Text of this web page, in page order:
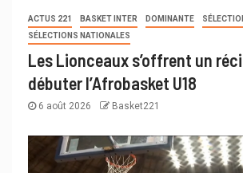
ACTUS 221 BASKET INTER DOMINANTE
SÉLECTIONS NATIONALES
Les Lionceaux s’offrent un
débuter l’Afrobasket U18
6 août 2026 Basket221